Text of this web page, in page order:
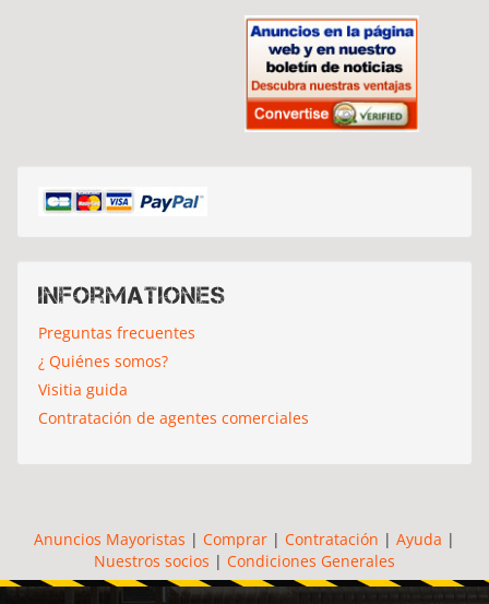
Informationes
Preguntas frecuentes
¿ Quiénes somos?
Visitia guida
Contratación de agentes comerciales
Anuncios Mayoristas | Comprar | Contratación | Ayuda |
Nuestros socios | Condiciones Generales